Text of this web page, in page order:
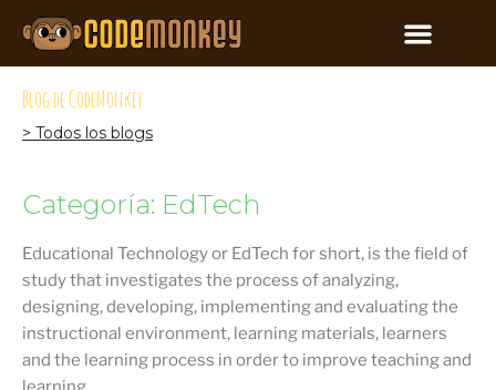
Blog de CodeMonkey
> Todos los blogs
Categoría: EdTech
Educational Technology or EdTech for short, is the field of
study that investigates the process of analyzing,
designing, developing, implementing and evaluating the
instructional environment, learning materials, learners
and the learning process in order to improve teaching and